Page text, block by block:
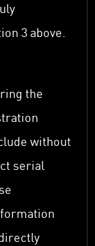
3 above.
the
without
serial